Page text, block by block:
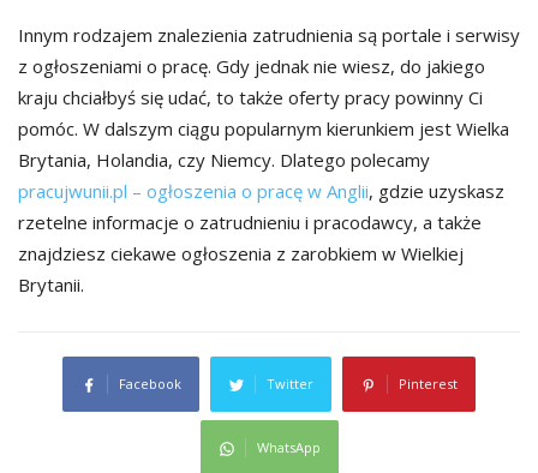
Innym rodzajem znalezienia zatrudnienia są portale i serwisy
z ogłoszeniami o pracę. Gdy jednak nie wiesz, do jakiego
kraju chciałbyś się udać, to także oferty pracy powinny Ci
pomóc. W dalszym ciągu popularnym kierunkiem jest Wielka
Brytania, Holandia, czy Niemcy. Dlatego polecamy
pracujwunii.pl – ogłoszenia o pracę w Anglii, gdzie uzyskasz
rzetelne informacje o zatrudnieniu i pracodawcy, a także
znajdziesz ciekawe ogłoszenia z zarobkiem w Wielkiej
Brytanii.
Facebook Twitter Pinterest
WhatsApp